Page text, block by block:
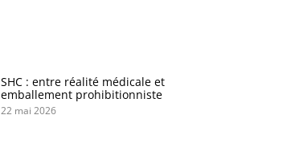
SHC : entre réalité médicale et
emballement prohibitionniste
22 mai 2026